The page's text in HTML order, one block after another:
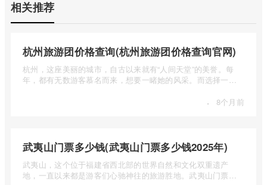
相关推荐
杭州旅游团价格查询(杭州旅游团价格查询官网)
杭州，这座美丽的城市，自古以来就有“人间天堂”的美誉。每
年，都有无数游客慕名而来，想要一睹她的风采。而选择一个
· 8个月前
武夷山门票多少钱(武夷山门票多少钱2025年)
武夷山，这个位于福建省西北部的世界自然和文化双重遗产
地，一直以来都是游客们心驰神往的旅游胜地。武夷山门票多